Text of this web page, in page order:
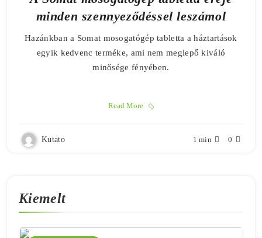
Kiemelt
minden szennyeződéssel leszámol
Hazánkban a Somat mosogatógép tabletta a háztartások
egyik kedvenc terméke, ami nem meglepő kiváló
minősége fényében.
Read More
Kutato 1 min 0